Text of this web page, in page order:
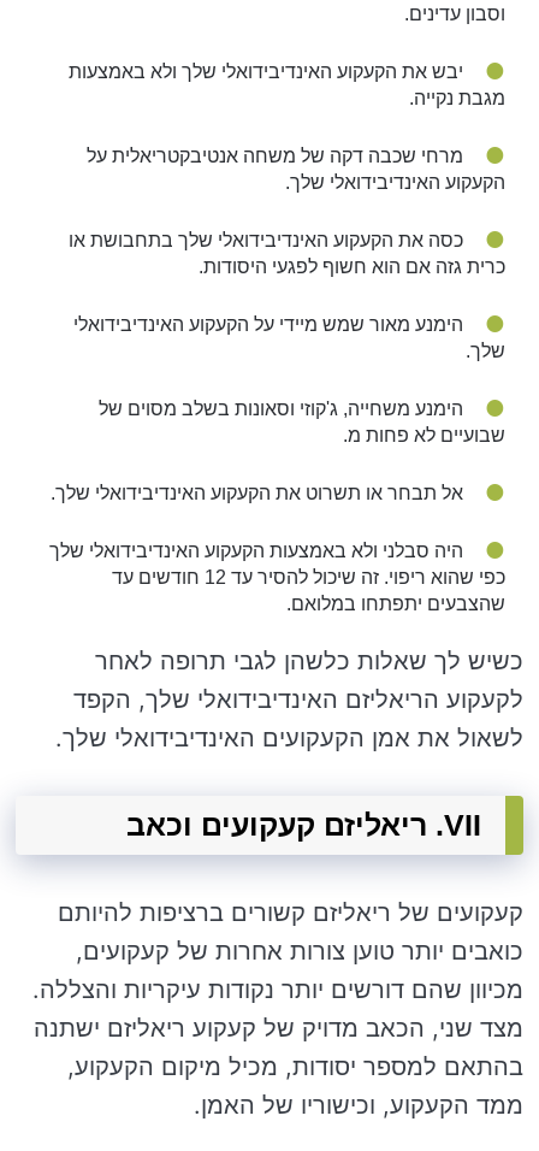
וסבון עדינים.
יבש את הקעקוע האינדיבידואלי שלך ולא באמצעות
מגבת נקייה.
מרחי שכבה דקה של משחה אנטיבקטריאלית על
הקעקוע האינדיבידואלי שלך.
כסה את הקעקוע האינדיבידואלי שלך בתחבושת או
כרית גזה אם הוא חשוף לפגעי היסודות.
הימנע מאור שמש מיידי על הקעקוע האינדיבידואלי
שלך.
הימנע משחייה, ג'קוזי וסאונות בשלב מסוים של
שבועיים לא פחות מ.
אל תבחר או תשרוט את הקעקוע האינדיבידואלי שלך.
היה סבלני ולא באמצעות הקעקוע האינדיבידואלי שלך
כפי שהוא ריפוי. זה שיכול להסיר עד 12 חודשים עד
שהצבעים יתפתחו במלואם.
כשיש לך שאלות כלשהן לגבי תרופה לאחר
לקעקוע הריאליזם האינדיבידואלי שלך, הקפד
לשאול את אמן הקעקועים האינדיבידואלי שלך.
VII. ריאליזם קעקועים וכאב
קעקועים של ריאליזם קשורים ברציפות להיותם
כואבים יותר טוען צורות אחרות של קעקועים,
מכיוון שהם דורשים יותר נקודות עיקריות והצללה.
מצד שני, הכאב מדויק של קעקוע ריאליזם ישתנה
בהתאם למספר יסודות, מכיל מיקום הקעקוע,
ממד הקעקוע, וכישוריו של האמן.